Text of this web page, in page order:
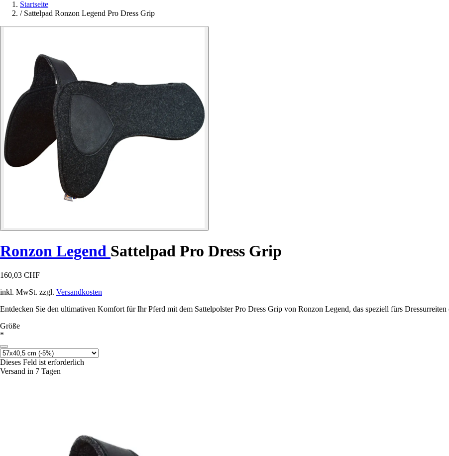
Startseite
/ Sattelpad Ronzon Legend Pro Dress Grip
Ronzon Legend Sattelpad Pro Dress Grip
160,03 CHF
inkl. MwSt. zzgl. Versandkosten
Entdecken Sie den ultimativen Komfort für Ihr Pferd mit dem Sattelpolster Pro Dress Grip von Ronzon Legend, das speziell fürs
Größe
*
Dieses Feld ist erforderlich
Versand in 7 Tagen